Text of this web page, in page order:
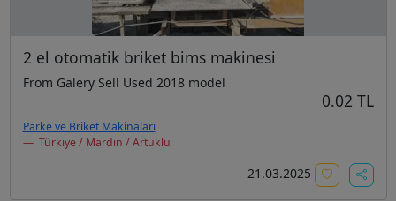
2 el otomatik briket bims makinesi
From Galery Sell Used 2018 model
0.02 TL
Parke ve Briket Makinaları
Türkiye / Mardin / Artuklu
21.03.2025